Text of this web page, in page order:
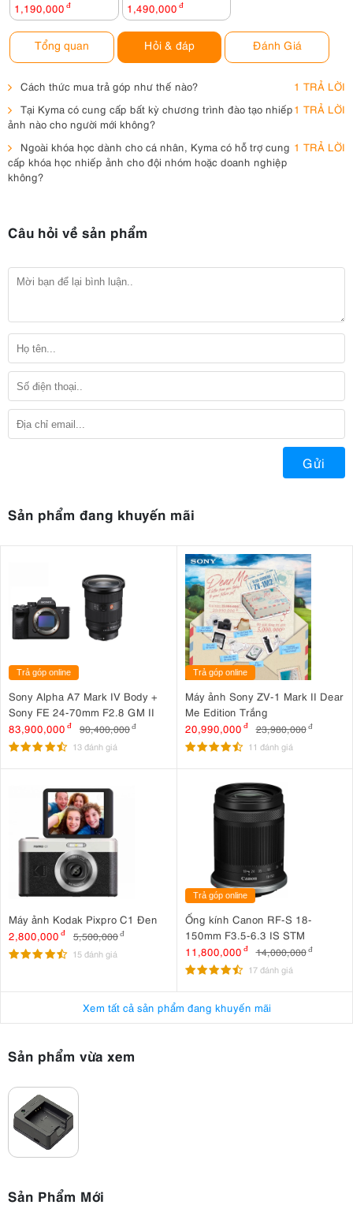
1,190,000 đ
1,490,000 đ
Tổng quan Hỏi & đáp Đánh Giá
Cách thức mua trả góp như thế nào?
1 TRẢ LỜI
Tại Kyma có cung cấp bất kỳ chương trình đào tạo nhiếp
ảnh nào cho người mới không?
1 TRẢ LỜI
Ngoài khóa học dành cho cá nhân, Kyma có hỗ trợ cung
cấp khóa học nhiếp ảnh cho đội nhóm hoặc doanh nghiệp
không?
1 TRẢ LỜI
Câu hỏi về sản phẩm
Gửi
Sản phẩm đang khuyến mãi
Trả góp online
Sony Alpha A7 Mark IV Body +
Sony FE 24-70mm F2.8 GM II
83,900,000 đ 90,400,000đ
13 đánh giá
Trả góp online
Máy ảnh Sony ZV-1 Mark II Dear
Me Edition Trắng
20,990,000 đ 23,980,000 đ
11 đánh giá
Máy ảnh Kodak Pixpro C1 Đen
2,800,000 đ 5,500,000đ
15 đánh giá
Trả góp online
Ống kính Canon RF-S 18-
150mm F3.5-6.3 IS STM
11,800,000 đ 14,000,000 đ
17 đánh giá
Xem tất cả sản phẩm đang khuyến mãi
Sản phẩm vừa xem
Sản Phẩm Mới